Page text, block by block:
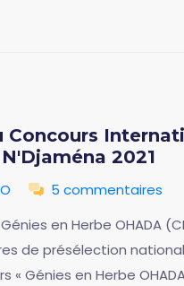
Concours
2021
5 commentaires
en Herbe OHADA
de présélection
« Génies en Herbe